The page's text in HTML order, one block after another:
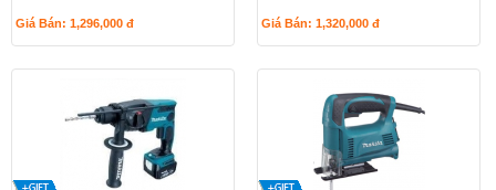
Giá Bán: 1,296,000 đ Giá Bán: 1,320,000 đ